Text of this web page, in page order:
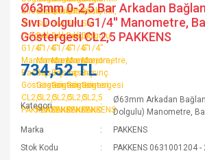
Ø63mm 0-2,5 Bar Arkadan
Sıvı Dolgulu G1/4'' Manometre,
Göstergesi CL2,5 PAKKENS
734,52 TL
Kategori
Ø63mm Arkadan
Dolgulu) Manometre,
Marka
PAKKENS
Stok Kodu
PAKKENS 0631001204 -